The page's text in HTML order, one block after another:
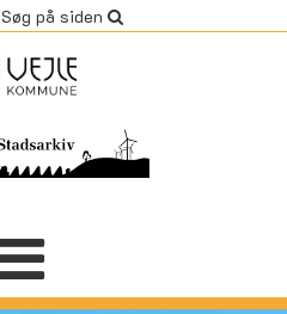
Søg på siden